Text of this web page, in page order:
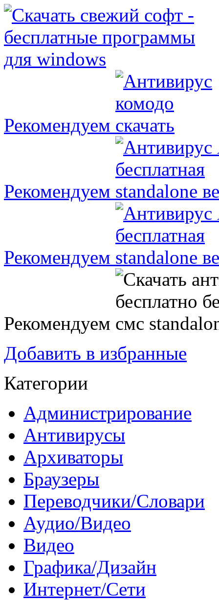
Рекомендуем
Рекомендуем
Рекомендуем
Рекомендуем
Добавить в избранные
Категории
Администрирование
Антивирусы
Архиваторы
Браузеры
Переводчики/Словари
Аудио/Видео
Видео
Графика/Дизайн
Интернет/Сети